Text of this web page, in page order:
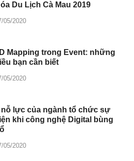
Du Lịch Cà Mau 2019
05/2020
Mapping trong Event: những
bạn cần biết
05/2020
nỗ lực của ngành tổ chức sự
khi công nghệ Digital bùng
05/2020